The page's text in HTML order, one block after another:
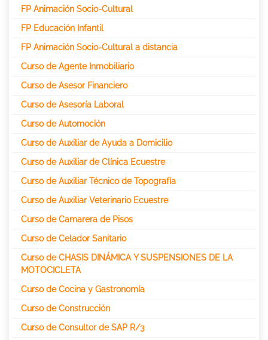
FP Animación Socio-Cultural
FP Educación Infantil
FP Animación Socio-Cultural a distancia
Curso de Agente Inmobiliario
Curso de Asesor Financiero
Curso de Asesoría Laboral
Curso de Automoción
Curso de Auxiliar de Ayuda a Domicilio
Curso de Auxiliar de Clínica Ecuestre
Curso de Auxiliar Técnico de Topografía
Curso de Auxiliar Veterinario Ecuestre
Curso de Camarera de Pisos
Curso de Celador Sanitario
Curso de CHASIS DINÁMICA Y SUSPENSIONES DE LA
MOTOCICLETA
Curso de Cocina y Gastronomía
Curso de Construcción
Curso de Consultor de SAP R/3